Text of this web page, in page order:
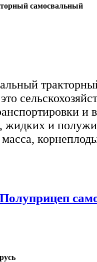
самосвальный
и
и
Полуприцеп